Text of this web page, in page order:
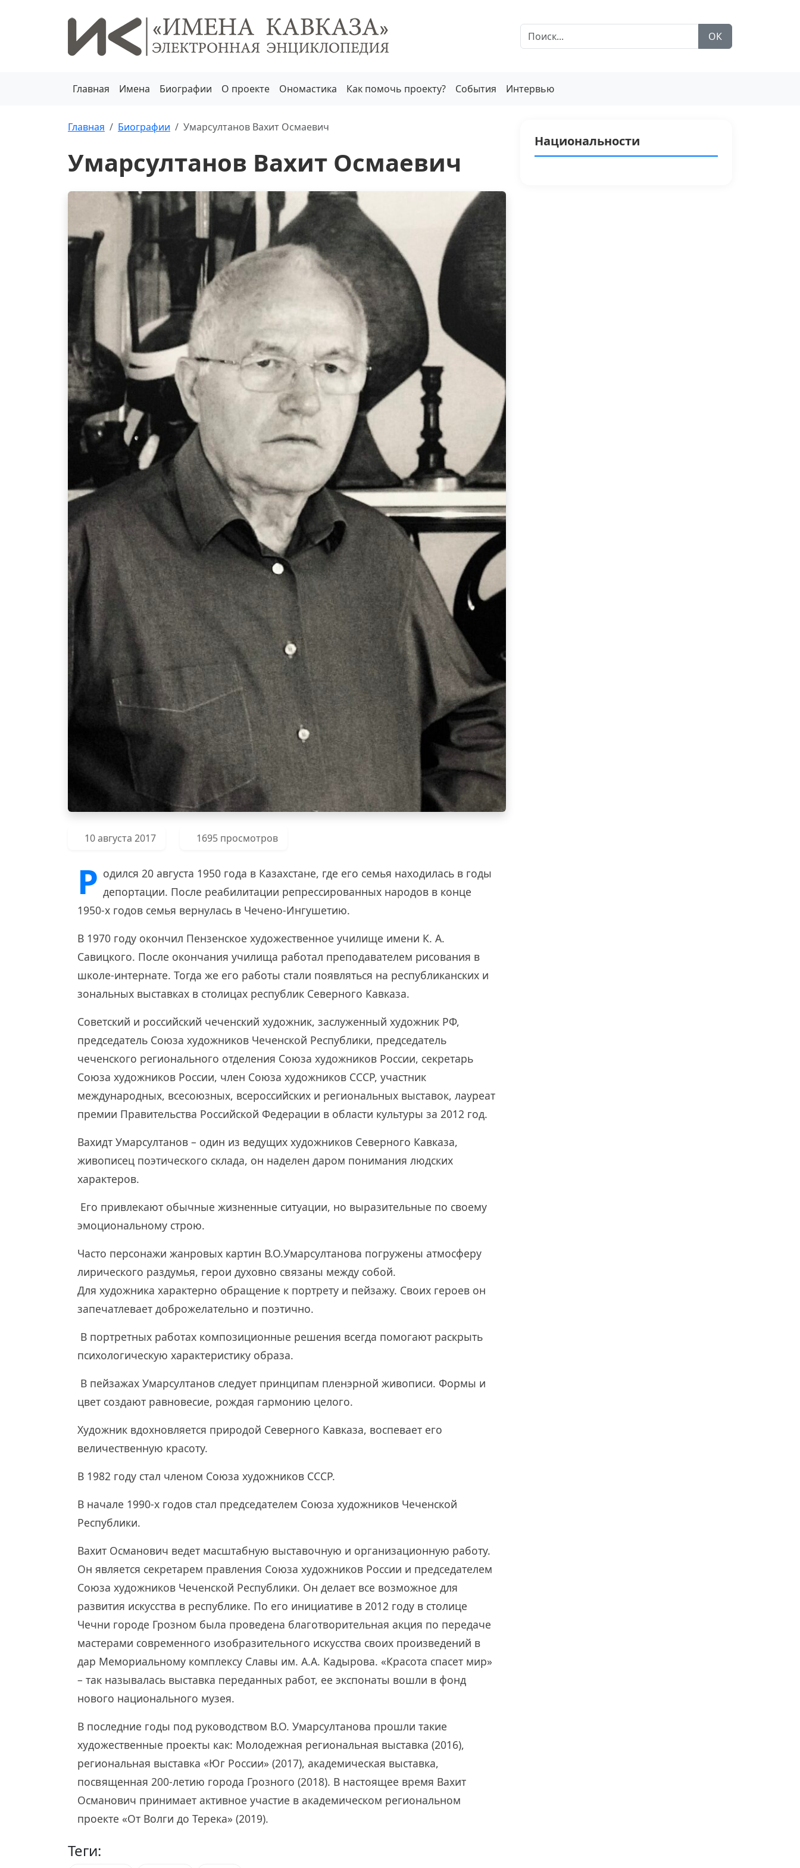
ОК
Главная Имена Биографии О проекте Ономастика Как помочь проекту? События Интервью
Главная Биографии Умарсултанов Вахит Осмаевич
Умарсултанов Вахит Осмаевич
10 августа 2017 1695 просмотров
Р одился 20 августа 1950 года в Казахстане, где его семья находилась в годы
депортации. После реабилитации репрессированных народов в конце
1950-х годов семья вернулась в Чечено-Ингушетию.
В 1970 году окончил Пензенское художественное училище имени К. А.
Савицкого. После окончания училища работал преподавателем рисования в
школе-интернате. Тогда же его работы стали появляться на республиканских и
зональных выставках в столицах республик Северного Кавказа.
Советский и российский чеченский художник, заслуженный художник РФ,
председатель Союза художников Чеченской Республики, председатель
чеченского регионального отделения Союза художников России, секретарь
Союза художников России, член Союза художников СССР, участник
международных, всесоюзных, всероссийских и региональных выставок, лауреат
премии Правительства Российской Федерации в области культуры за 2012 год.
Вахидт Умарсултанов – один из ведущих художников Северного Кавказа,
живописец поэтического склада, он наделен даром понимания людских
характеров.
Его привлекают обычные жизненные ситуации, но выразительные по своему
эмоциональному строю.
Часто персонажи жанровых картин В.О.Умарсултанова погружены атмосферу
лирического раздумья, герои духовно связаны между собой.
Для художника характерно обращение к портрету и пейзажу. Своих героев он
запечатлевает доброжелательно и поэтично.
В портретных работах композиционные решения всегда помогают раскрыть
психологическую характеристику образа.
В пейзажах Умарсултанов следует принципам пленэрной живописи. Формы и
цвет создают равновесие, рождая гармонию целого.
Художник вдохновляется природой Северного Кавказа, воспевает его
величественную красоту.
В 1982 году стал членом Союза художников СССР.
В начале 1990-х годов стал председателем Союза художников Чеченской
Республики.
Вахит Османович ведет масштабную выставочную и организационную работу.
Он является секретарем правления Союза художников России и председателем
Союза художников Чеченской Республики. Он делает все возможное для
развития искусства в республике. По его инициативе в 2012 году в столице
Чечни городе Грозном была проведена благотворительная акция по передаче
мастерами современного изобразительного искусства своих произведений в
дар Мемориальному комплексу Славы им. А.А. Кадырова. «Красота спасет мир»
– так называлась выставка переданных работ, ее экспонаты вошли в фонд
нового национального музея.
В последние годы под руководством В.О. Умарсултанова прошли такие
художественные проекты как: Молодежная региональная выставка (2016),
региональная выставка «Юг России» (2017), академическая выставка,
посвященная 200-летию города Грозного (2018). В настоящее время Вахит
Османович принимает активное участие в академическом региональном
проекте «От Волги до Терека» (2019).
Теги:
Национальности